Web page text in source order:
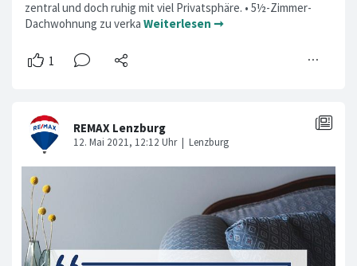
zentral und doch ruhig mit viel Privatsphäre. • 5½-Zimmer-
Dachwohnung zu verka Weiterlesen ➞